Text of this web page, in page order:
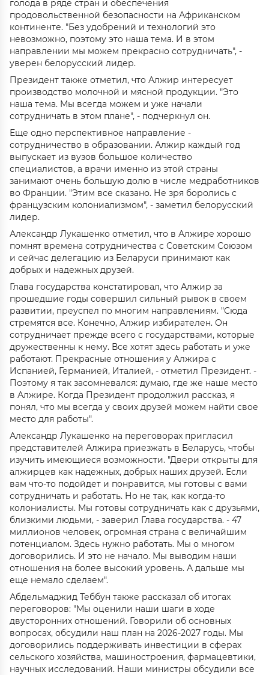
голода в ряде стран и обеспечения
продовольственной безопасности на Африканском
континенте. "Без удобрений и технологий это
невозможно, поэтому это наша тема. И в этом
направлении мы можем прекрасно сотрудничать", -
уверен белорусский лидер.
Президент также отметил, что Алжир интересует
производство молочной и мясной продукции. "Это
наша тема. Мы всегда можем и уже начали
сотрудничать в этом плане", - подчеркнул он.
Еще одно перспективное направление -
сотрудничество в образовании. Алжир каждый год
выпускает из вузов большое количество
специалистов, а врачи именно из этой страны
занимают очень большую долю в числе медработников
во Франции. "Этим все сказано. Не зря боролись с
французским колониализмом", - заметил белорусский
лидер.
Александр Лукашенко отметил, что в Алжире хорошо
помнят времена сотрудничества с Советским Союзом
и сейчас делегацию из Беларуси принимают как
добрых и надежных друзей.
Глава государства констатировал, что Алжир за
прошедшие годы совершил сильный рывок в своем
развитии, преуспел по многим направлениям. "Сюда
стремятся все. Конечно, Алжир избирателен. Он
сотрудничает прежде всего с государствами, которые
дружественны к нему. Все хотят здесь работать и уже
работают. Прекрасные отношения у Алжира с
Испанией, Германией, Италией, - отметил Президент. -
Поэтому я так засомневался: думаю, где же наше место
в Алжире. Когда Президент продолжил рассказ, я
понял, что мы всегда у своих друзей можем найти свое
место для работы".
Александр Лукашенко на переговорах пригласил
представителей Алжира приезжать в Беларусь, чтобы
изучить имеющиеся возможности. "Двери открыты для
алжирцев как надежных, добрых наших друзей. Если
вам что-то подойдет и понравится, мы готовы с вами
сотрудничать и работать. Но не так, как когда-то
колониалисты. Мы готовы сотрудничать как с друзьями,
близкими людьми, - заверил Глава государства. - 47
миллионов человек, огромная страна с величайшим
потенциалом. Здесь нужно работать. Мы о многом
договорились. И это не начало. Мы выводим наши
отношения на более высокий уровень. А дальше мы
еще немало сделаем".
Абдельмаджид Теббун также рассказал об итогах
переговоров: "Мы оценили наши шаги в ходе
двусторонних отношений. Говорили об основных
вопросах, обсудили наш план на 2026-2027 годы. Мы
договорились поддерживать инвестиции в сферах
сельского хозяйства, машиностроения, фармацевтики,
научных исследований. Наши министры обсудили все